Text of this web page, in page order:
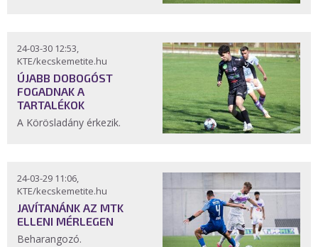
24-03-30 12:53,
KTE/kecskemetite.hu
ÚJABB DOBOGÓST
FOGADNAK A
TARTALÉKOK
A Körösladány érkezik.
24-03-29 11:06,
KTE/kecskemetite.hu
JAVÍTANÁNK AZ MTK
ELLENI MÉRLEGEN
Beharangozó.